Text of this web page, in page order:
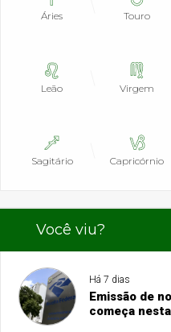
Áries Touro
Leão Virgem
Sagitário Capricórnio
Você viu?
Há 7 dias
Emissão de
começa